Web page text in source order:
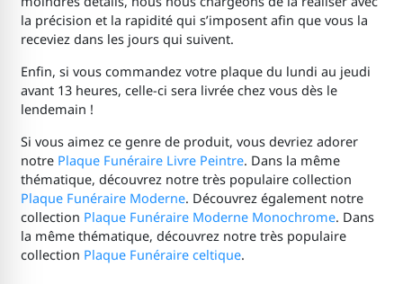
la précision et la rapidité qui s’imposent afin que vous la
receviez dans les jours qui suivent.
Enfin, si vous commandez votre plaque du lundi au jeudi
avant 13 heures, celle-ci sera livrée chez vous dès le
lendemain !
Si vous aimez ce genre de produit, vous devriez adorer
notre Plaque Funéraire Livre Peintre. Dans la même
thématique, découvrez notre très populaire collection
Plaque Funéraire Moderne. Découvrez également notre
collection Plaque Funéraire Moderne Monochrome. Dans
la même thématique, découvrez notre très populaire
collection Plaque Funéraire celtique.